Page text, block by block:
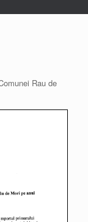
Rau de